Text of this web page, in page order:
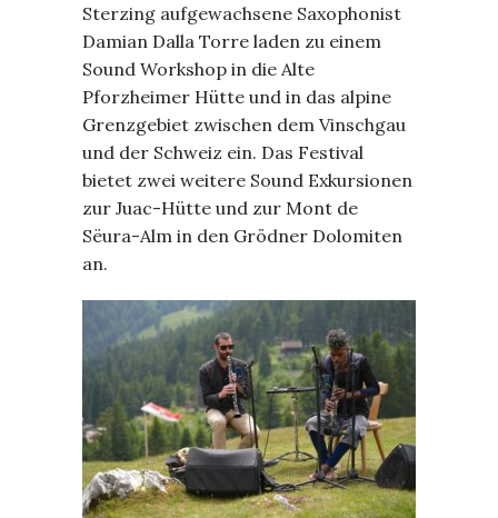
Sterzing aufgewachsene Saxophonist
Damian Dalla Torre laden zu einem
Sound Workshop in die Alte
Pforzheimer Hütte und in das alpine
Grenzgebiet zwischen dem Vinschgau
und der Schweiz ein. Das Festival
bietet zwei weitere Sound Exkursionen
zur Juac-Hütte und zur Mont de
Sëura-Alm in den Grödner Dolomiten
an.